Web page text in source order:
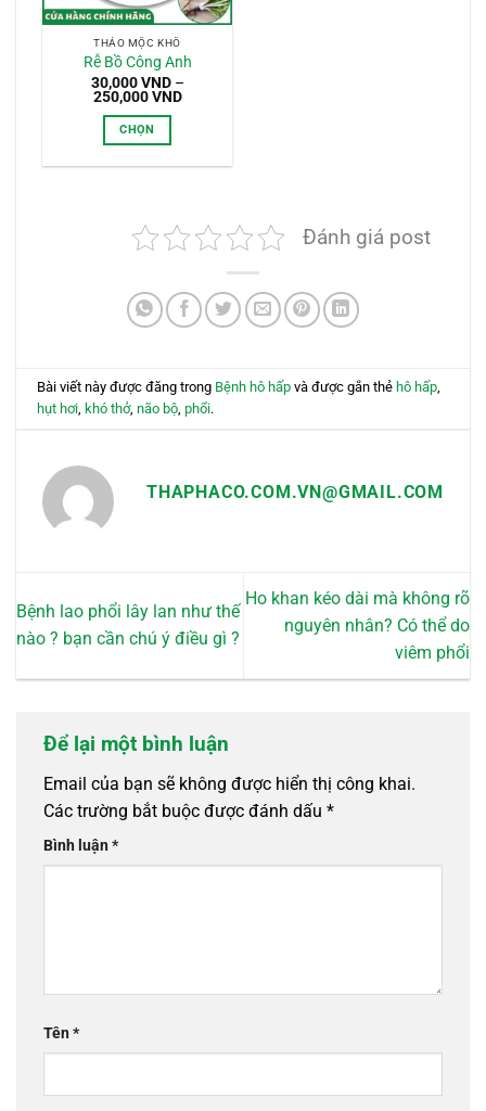
THẢO MỘC KHÔ
Rễ Bồ Công Anh
30,000VND –
250,000VNDKhoảng
250,000 VND
CHỌN
có
nhiều
thể.
Các
có
thể
trang
Đánh giá post
Bài viết này được đăng trong Bệnh hô hấp và được gắn thẻ hô hấp
hụt hơi khó thở,não bộ ,phổi.
THAPHACO.COM.VN@GMAIL.COM
Bệnh lao phổi lây lan như thế
nào ? bạn cần chú ý điều gì ?
Ho khan kéo dài mà không rõ
nguyên nhân? Có thể do
viêm phổi
Để lại một bình luận
Email của bạn sẽ không được hiển thị công khai.
Các trường bắt buộc được đánh dấu *
Bình luận*
Tên*